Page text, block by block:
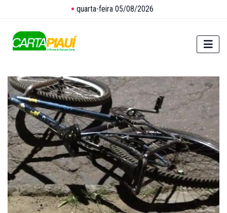
quarta-feira 05/08/2026